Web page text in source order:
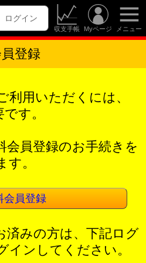
ログイン
収支手帳 Myページ メニュー
登録
利用いただくには、
す。
会員登録のお手続きを
。
会員登録
済みの方は、下記ログ
インしてください。